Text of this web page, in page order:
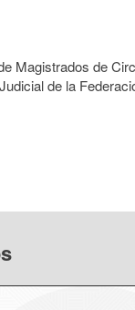
Magistrados de
de la